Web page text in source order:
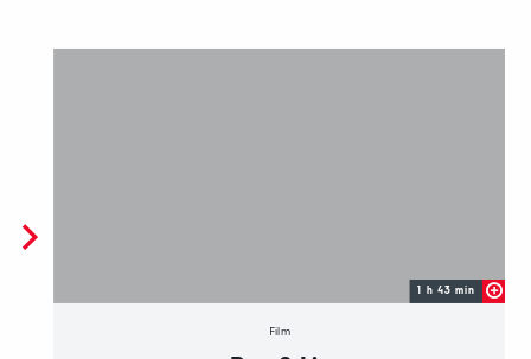
1 h 43 min
Film